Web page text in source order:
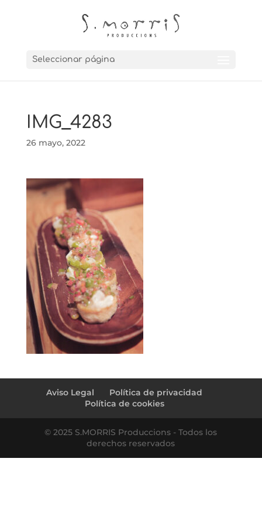
Seleccionar página
IMG_4283
26 mayo, 2022
Aviso Legal
Política de privacidad
Política de cookies
© 2025 S.MORRIS Produccions - Todos los
derechos reservados